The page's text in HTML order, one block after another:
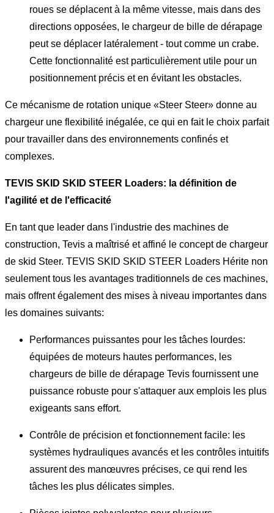
roues se déplacent à la même vitesse, mais dans des
directions opposées, le chargeur de bille de dérapage
peut se déplacer latéralement - tout comme un crabe.
Cette fonctionnalité est particulièrement utile pour un
positionnement précis et en évitant les obstacles.
Ce mécanisme de rotation unique «Steer Steer» donne au
chargeur une flexibilité inégalée, ce qui en fait le choix parfait
pour travailler dans des environnements confinés et
complexes.
TEVIS SKID SKID STEER Loaders: la définition de
l'agilité et de l'efficacité
En tant que leader dans l'industrie des machines de
construction, Tevis a maîtrisé et affiné le concept de chargeur
de skid Steer. TEVIS SKID SKID STEER Loaders Hérite non
seulement tous les avantages traditionnels de ces machines,
mais offrent également des mises à niveau importantes dans
les domaines suivants:
Performances puissantes pour les tâches lourdes:
équipées de moteurs hautes performances, les
chargeurs de bille de dérapage Tevis fournissent une
puissance robuste pour s'attaquer aux emplois les plus
exigeants sans effort.
Contrôle de précision et fonctionnement facile: les
systèmes hydrauliques avancés et les contrôles intuitifs
assurent des manœuvres précises, ce qui rend les
tâches les plus délicates simples.